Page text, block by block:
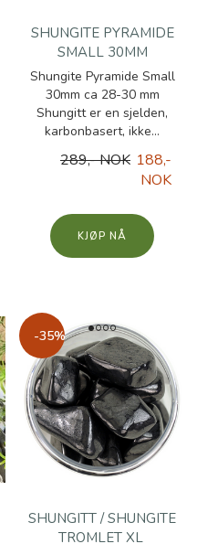
SHUNGITE PYRAMIDE
SMALL 30MM
Shungite Pyramide Small
30mm ca 28-30 mm
Shungitt er en sjelden,
karbonbasert, ikke...
289,- NOK 188,-
NOK
KJØP
-35%
SHUNGITT / SHUNGITE
TROMLET XL